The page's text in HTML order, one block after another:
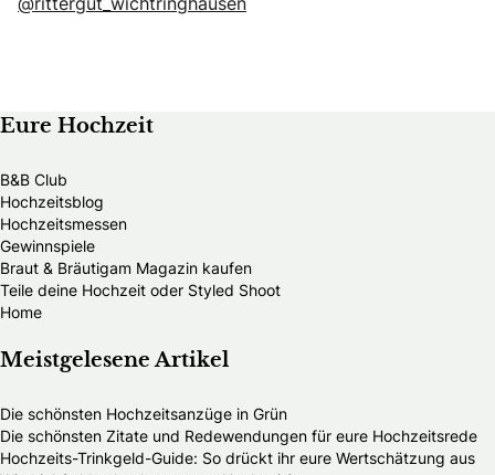
Eure Hochzeit
B&B Club
Hochzeitsblog
Hochzeitsmessen
Gewinnspiele
Braut & Bräutigam Magazin kaufen
Teile deine Hochzeit oder Styled Shoot
Home
Meistgelesene Artikel
Die schönsten Hochzeitsanzüge in Grün
Die schönsten Zitate und Redewendungen für eure Hochzeitsrede
Hochzeits-Trinkgeld-Guide: So drückt ihr eure Wertschätzung aus